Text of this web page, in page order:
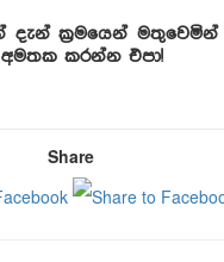
ක්‍රමයෙන්
කරන්න එපා!
Share